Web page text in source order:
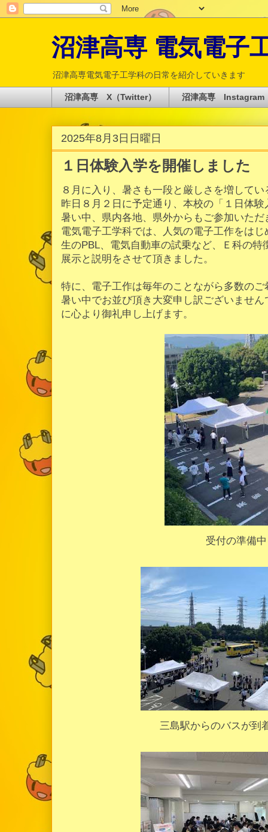
沼津高専 電気電子
沼津高専電気電子工学科の日常を紹介していきます
沼津高専 X（Twitter） 沼津高専 Instagram
2025年8月3日日曜日
１日体験入学を開催しました
８月に入り、暑さも一段と厳しさを増して
昨日８月２日に予定通り、本校の「１日体
暑い中、県内各地、県外からもご参加いた
電気電子工学科では、人気の電子工作をは
生のPBL、電気自動車の試乗など、Ｅ科の
展示と説明をさせて頂きました。
特に、電子工作は毎年のことながら多数の
暑い中でお並び頂き大変申し訳ございませ
に心より御礼申し上げます。
受付の準備中
三島駅からのバスが到